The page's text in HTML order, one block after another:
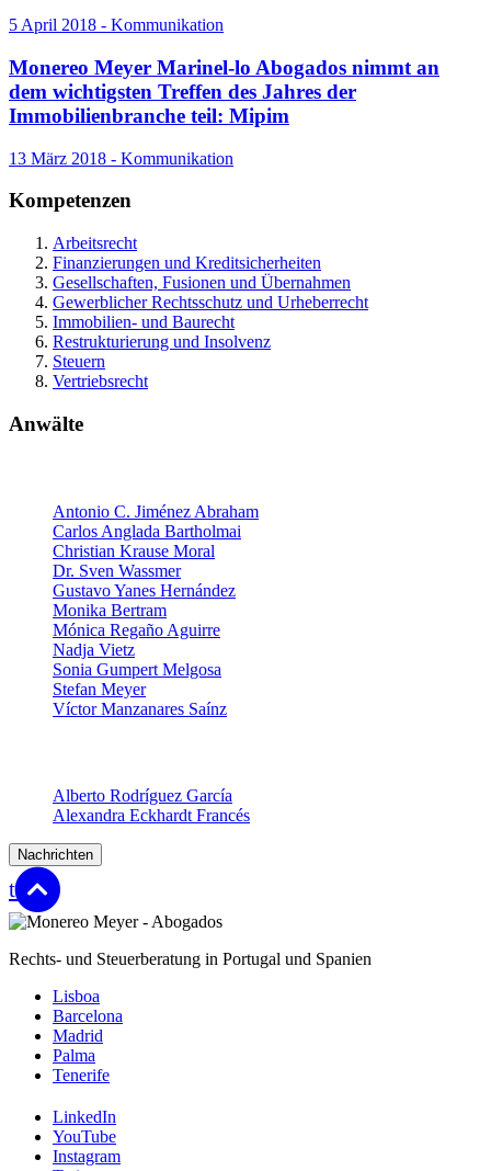
5 April 2018 - Kommunikation
Monereo Meyer Marinel-lo Abogados nimmt an
dem wichtigsten Treffen des Jahres der
Immobilienbranche teil: Mipim
13 März 2018 - Kommunikation
Kompetenzen
Arbeitsrecht
Finanzierungen und Kreditsicherheiten
Gesellschaften, Fusionen und Übernahmen
Gewerblicher Rechtsschutz und Urheberrecht
Immobilien- und Baurecht
Restrukturierung und Insolvenz
Steuern
Vertriebsrecht
Anwälte
Antonio C. Jiménez Abraham
Carlos Anglada Bartholmai
Christian Krause Moral
Dr. Sven Wassmer
Gustavo Yanes Hernández
Monika Bertram
Mónica Regaño Aguirre
Nadja Vietz
Sonia Gumpert Melgosa
Stefan Meyer
Víctor Manzanares Saínz
Alberto Rodríguez García
Alexandra Eckhardt Francés
Nachrichten
top
Rechts- und Steuerberatung in Portugal und Spanien
Lisboa
Barcelona
Madrid
Palma
Tenerife
LinkedIn
YouTube
Instagram